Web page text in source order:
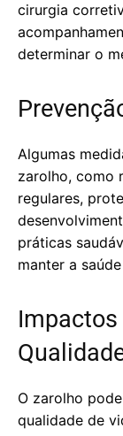
cirurgia
determinar o
Algumas
zarolho, como
regulares,
práticas
manter a
O zarolho
qualidade de